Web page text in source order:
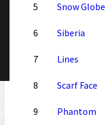
5 Snow Globe
6 Siberia
7 Lines
8 Scarf Face
9 Phantom